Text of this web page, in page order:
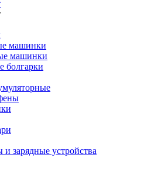
машинки
машинки
болгарки
зарядные устройства